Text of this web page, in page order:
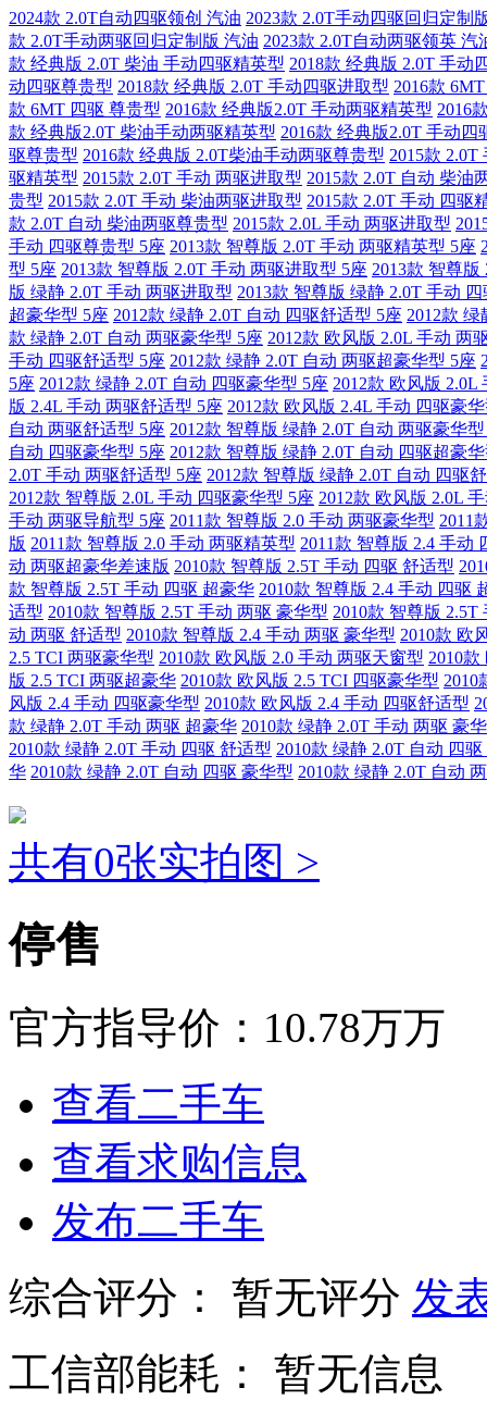
2024款 2.0T自动四驱领创 汽油 2023款 2.0T手动四驱回归定制
款 2.0T手动两驱回归定制版 汽油 2023款 2.0T自动两驱领英 汽
款 经典版 2.0T 柴油 手动四驱精英型 2018款 经典版 2.0T 手动
动四驱尊贵型 2018款 经典版 2.0T 手动四驱进取型 2016款
款 6MT 四驱 尊贵型 2016款 经典版2.0T 手动两驱精英型 2016
款 经典版2.0T 柴油手动两驱精英型 2016款 经典版2.0T 手动四
驱尊贵型 2016款 经典版 2.0T柴油手动两驱尊贵型 2015款
驱精英型 2015款 2.0T 手动 两驱进取型 2015款 2.0T 自动 柴油
贵型 2015款 2.0T 手动 柴油两驱进取型 2015款 2.0T 手动 四驱
款 2.0T 自动 柴油两驱尊贵型 2015款 2.0L 手动 两驱进取型
手动 四驱尊贵型 5座 2013款 智尊版 2.0T 手动 两驱精英型 5座
型 5座 2013款 智尊版 2.0T 手动 两驱进取型 5座 2013款 智尊
版 绿静 2.0T 手动 两驱进取型 2013款 智尊版 绿静 2.0T 手动
超豪华型 5座 2012款 绿静 2.0T 自动 四驱舒适型 5座 2012款
款 绿静 2.0T 自动 两驱豪华型 5座 2012款 欧风版 2.0L 手动 两
手动 四驱舒适型 5座 2012款 绿静 2.0T 自动 两驱超豪华型 5座
5座 2012款 绿静 2.0T 自动 四驱豪华型 5座 2012款 欧风版 2.0L
版 2.4L 手动 两驱舒适型 5座 2012款 欧风版 2.4L 手动 四驱豪
自动 两驱舒适型 5座 2012款 智尊版 绿静 2.0T 自动 两驱豪华
自动 四驱豪华型 5座 2012款 智尊版 绿静 2.0T 自动 四驱超豪
2.0T 手动 两驱舒适型 5座 2012款 智尊版 绿静 2.0T 自动 四驱
2012款 智尊版 2.0L 手动 四驱豪华型 5座 2012款 欧风版 2.0L
手动 两驱导航型 5座 2011款 智尊版 2.0 手动 两驱豪华型 2011
版 2011款 智尊版 2.0 手动 两驱精英型 2011款 智尊版 2.4 手动
动 两驱超豪华差速版 2010款 智尊版 2.5T 手动 四驱 舒适型
款 智尊版 2.5T 手动 四驱 超豪华 2010款 智尊版 2.4 手动 四驱
适型 2010款 智尊版 2.5T 手动 两驱 豪华型 2010款 智尊版
动 两驱 舒适型 2010款 智尊版 2.4 手动 两驱 豪华型 2010款 欧
2.5 TCI 两驱豪华型 2010款 欧风版 2.0 手动 两驱天窗型 2010
版 2.5 TCI 两驱超豪华 2010款 欧风版 2.5 TCI 四驱豪华型 2010
风版 2.4 手动 四驱豪华型 2010款 欧风版 2.4 手动 四驱舒适型
款 绿静 2.0T 手动 两驱 超豪华 2010款 绿静 2.0T 手动 两驱 豪
2010款 绿静 2.0T 手动 四驱 舒适型 2010款 绿静 2.0T 自动 四
华 2010款 绿静 2.0T 自动 四驱 豪华型 2010款 绿静 2.0T 自动
共有0张实拍图 >
停售
官方指导价： 10.78万万
查看二手车
查看求购信息
发布二手车
综合评分：
暂无评分 发
工信部能耗：
暂无信息